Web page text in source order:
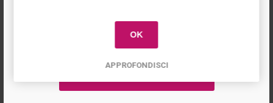
2
OK
APPROFONDISCI